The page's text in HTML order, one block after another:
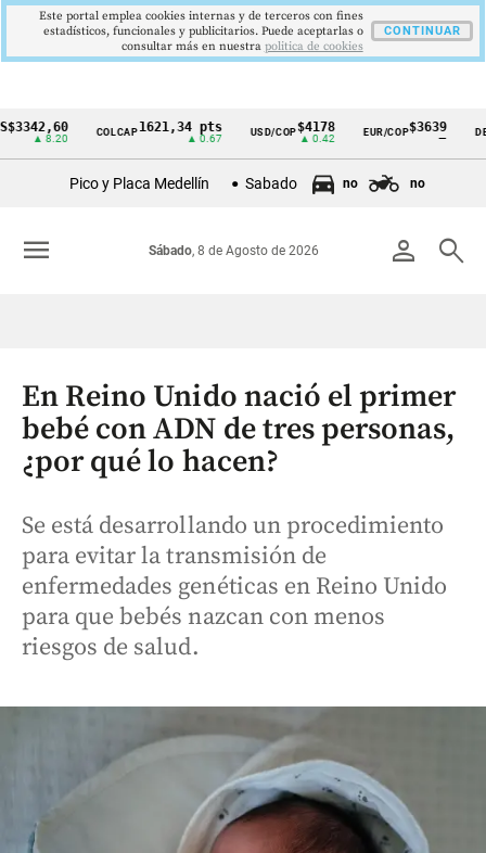
Cintillo
Colombia
COLCAP1621,34 pts USD/COP$4178
▲ 0.42
EUR/COP$3639
—
Pico y Placa Medellín Sabado no no
person search
Sábado, 8 de Agosto de 2026
menu
En Reino Unido nació el primer
bebé con ADN de tres personas,
¿por qué lo hacen?
Se está desarrollando un procedimiento
para evitar la transmisión de
enfermedades genéticas en Reino Unido
para que bebés nazcan con menos
riesgos de salud.
Este portal emplea cookies internas y de terceros con fines
estadísticos, funcionales y publicitarios. Puede aceptarlas o
consultar más en nuestra politica de cookies
CONTINUAR